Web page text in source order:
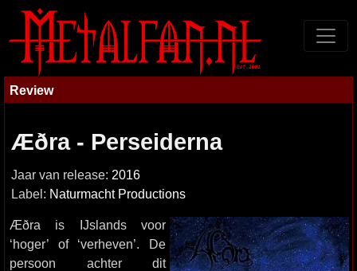
Review
Æðra - Perseiderna
Jaar van release: 2016
Label: Naturmacht Productions
Æðra is IJslands voor
‘hoger’ of ‘verheven’. De
persoon achter dit